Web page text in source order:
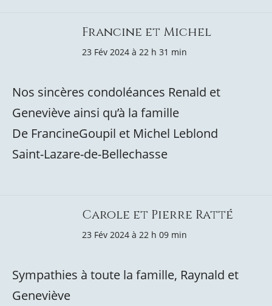
Francine et Michel
23 Fév 2024 à 22 h 31 min
Nos sincères condoléances Renald et
Geneviève ainsi qu’à la famille
De FrancineGoupil et Michel Leblond
Saint-Lazare-de-Bellechasse
Carole et Pierre Ratté
23 Fév 2024 à 22 h 09 min
Sympathies à toute la famille, Raynald et
Geneviève